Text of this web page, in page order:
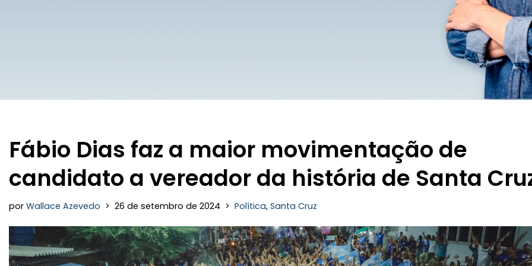
Fábio Dias faz a maior movimentação de
candidato a vereador da história de Santa
por Wallace Azevedo 26 de setembro de 2024 Política, Santa Cruz